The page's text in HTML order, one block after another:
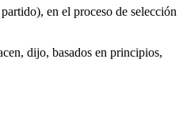
en el proceso de selección
dijo, basados en principios,